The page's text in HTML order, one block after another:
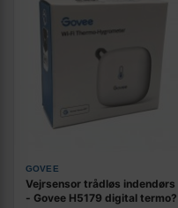
GOVEE
Vejrsensor trådløs indendørs
- Govee H5179 digital termo?